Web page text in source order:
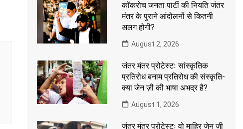
कॉकरोच जनता पार्टी की नियति जंतर
मंतर के पुराने आंदोलनों से कितनी
अलग होगी?
August 2, 2026
जंतर मंतर प्रोटेस्टः सांस्कृतिक
प्रतिरोध बनाम प्रतिरोध की संस्कृति-
क्या जेन ज़ी की भाषा अभद्र है?
August 1, 2026
जंतर मंतर प्रोटेस्टः वो माहिर जेन ज़ी